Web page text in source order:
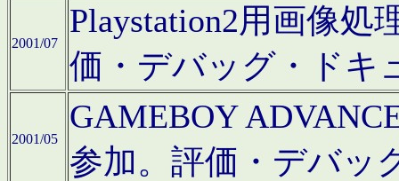
2001/07
Playstation2用画像
価・デバッグ・ドキ
2001/05
GAMEBOY
参加。評価・デバッ